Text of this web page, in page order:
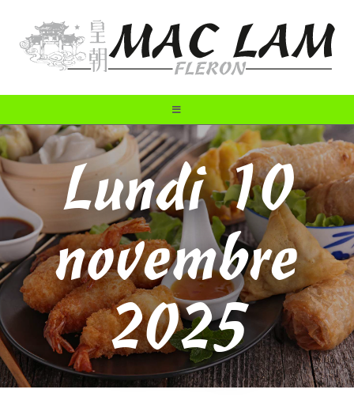
Lundi 10
novembre
2025